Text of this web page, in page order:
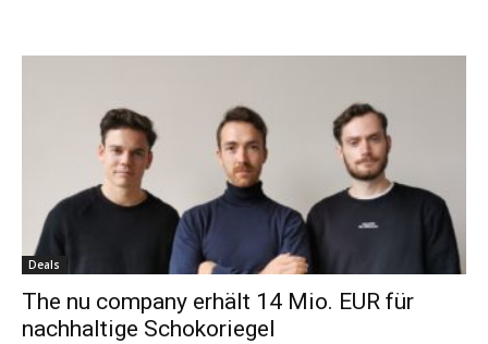
Deals
The nu company erhält 14 Mio. EUR für
nachhaltige Schokoriegel